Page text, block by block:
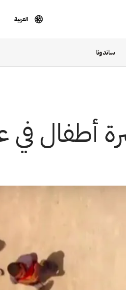
العربية
ساندونا
أطفال في